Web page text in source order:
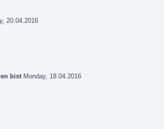
20.04.2016
bist Monday, 18.04.2016